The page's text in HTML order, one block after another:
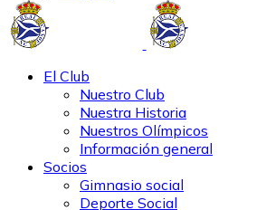
El Club
Nuestro Club
Nuestra Historia
Nuestros Olímpicos
Información general
Socios
Gimnasio social
Deporte Social